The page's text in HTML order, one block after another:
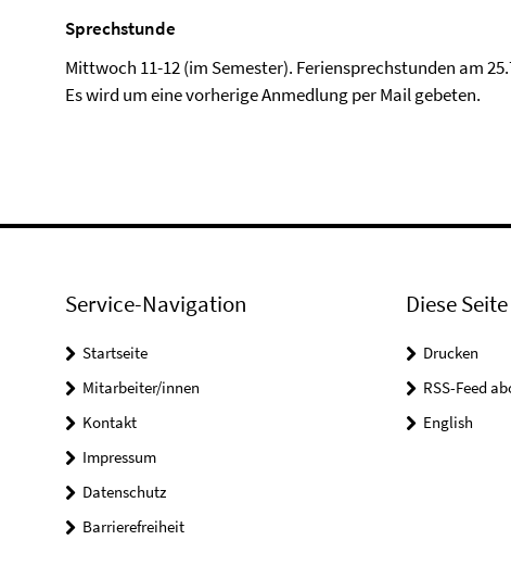
Sprechstunde
Mittwoch 11-12 (im Semester). Feriensprechstunden am
Es wird um eine vorherige Anmedlung per Mail gebeten.
Service-Navigation
Startseite
Mitarbeiter/innen
Kontakt
Impressum
Datenschutz
Barrierefreiheit
Diese Seite
Drucken
RSS-Feed
English